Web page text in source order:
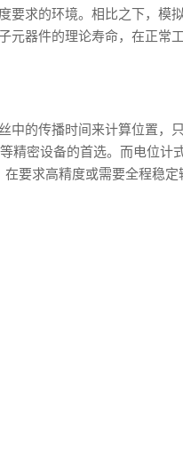
求的环境。相比之下，
器件的理论寿命，在正
的传播时间来计算位置
精密设备的首选。而电位
要求高精度或需要全程稳定